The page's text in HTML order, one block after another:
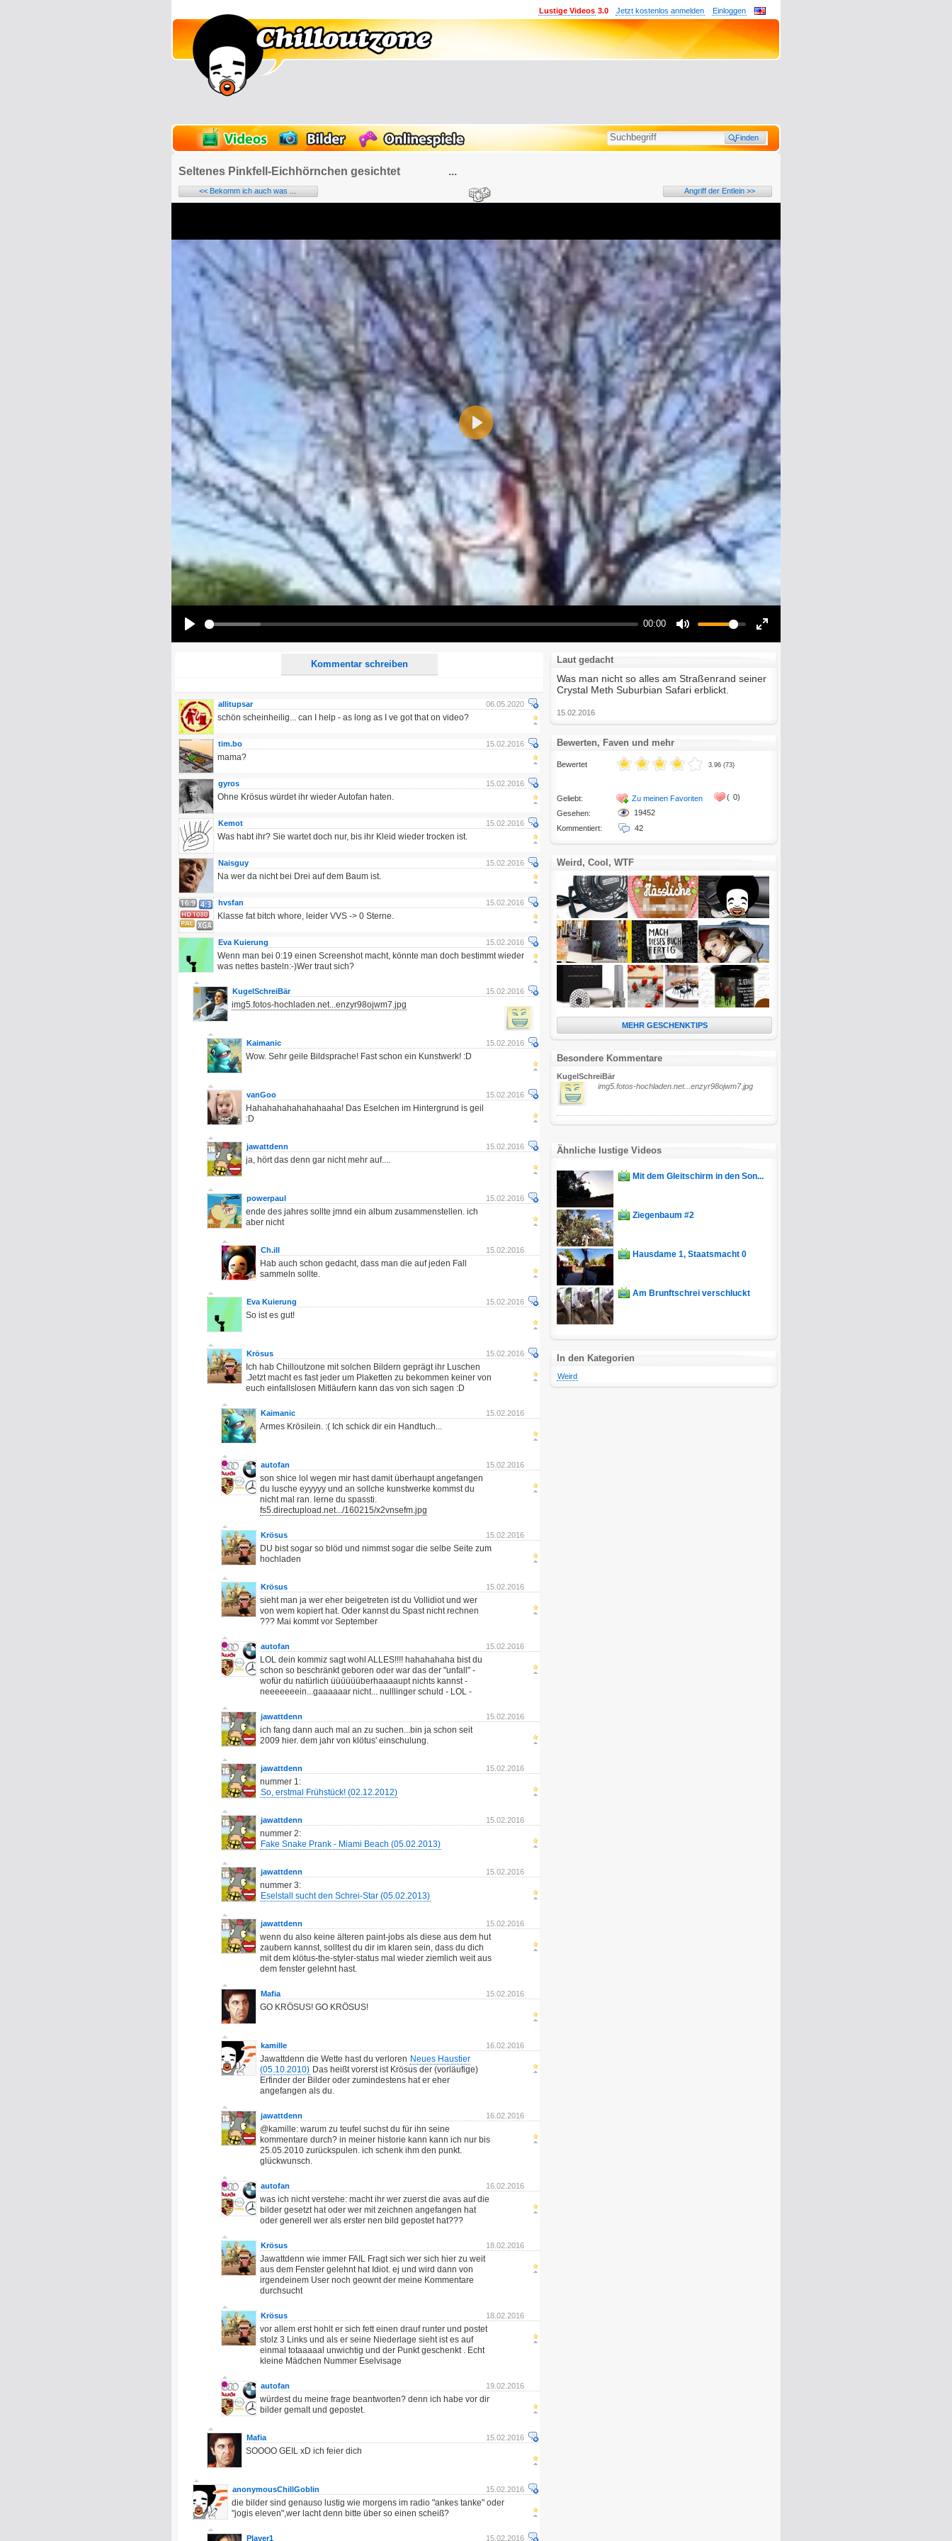
Einloggen
Jetzt kostenlos anmelden
Lustige Videos 3.0
Seltenes Pinkfell-Eichhörnchen gesichtet ...
<< Bekomm ich auch was ... Angriff der Entlein >>
00:00
Play
Kommentar schreiben
Name:
E-Mail-Adresse (optional):
Kommentar:
Alle HTML-Tags außer <br>, <strike> und <i> werden aus Deinem Kommentar entfernt.
URLs werden automatisch umgewandelt. Bitte verwende "www." oder "http://" in URLs
Ich möchte eine E-Mail, wenn auf dieser Seite weitere Kommentare erscheinen.
06.05.2020
allitupsar
schön scheinheilig... can I help - as long as I ve got that on video?
15.02.2016
tim.bo
mama?
15.02.2016
gyros
Ohne Krösus würdet ihr wieder Autofan haten.
15.02.2016
Kemot
Was habt ihr? Sie wartet doch nur, bis ihr Kleid wieder trocken ist.
15.02.2016
Naisguy
Na wer da nicht bei Drei auf dem Baum ist.
15.02.2016
hvsfan
Klasse fat bitch whore, leider VVS -> 0 Sterne.
15.02.2016
Eva Kuierung
Wenn man bei 0:19 einen Screenshot macht, könnte man doch bestimmt wieder
was nettes basteln:-)Wer traut sich?
15.02.2016
KugelSchreiBär
img5.fotos-hochladen.net...enzyr98ojwm7.jpg
15.02.2016
Kaimanic
Wow. Sehr geile Bildsprache! Fast schon ein Kunstwerk! :D
15.02.2016
vanGoo
Hahahahahahahahaaha! Das Eselchen im Hintergrund is geil
:D
15.02.2016
jawattdenn
ja, hört das denn gar nicht mehr auf....
15.02.2016
powerpaul
ende des jahres sollte jmnd ein album zusammenstellen. ich
aber nicht
15.02.2016
Ch.ill
Hab auch schon gedacht, dass man die auf jeden Fall
sammeln sollte.
15.02.2016
Eva Kuierung
So ist es gut!
15.02.2016
Krösus
Ich hab Chilloutzone mit solchen Bildern geprägt ihr Luschen
.Jetzt macht es fast jeder um Plaketten zu bekommen keiner von
euch einfallslosen Mitläufern kann das von sich sagen :D
15.02.2016
Kaimanic
Armes Krösilein. :( Ich schick dir ein Handtuch...
15.02.2016
autofan
son shice lol wegen mir hast damit überhaupt angefangen
du lusche eyyyyy und an sollche kunstwerke kommst du
nicht mal ran. lerne du spassti.
fs5.directupload.net.../160215/x2vnsefm.jpg
15.02.2016
Krösus
DU bist sogar so blöd und nimmst sogar die selbe Seite zum
hochladen
15.02.2016
Krösus
sieht man ja wer eher beigetreten ist du Vollidiot und wer
von wem kopiert hat. Oder kannst du Spast nicht rechnen
??? Mai kommt vor September
15.02.2016
autofan
LOL dein kommiz sagt wohl ALLES!!!! hahahahaha bist du
schon so beschränkt geboren oder war das der "unfall" -
wofür du natürlich üüüüüüberhaaaaupt nichts kannst -
neeeeeeein...gaaaaaar nicht... nulllinger schuld - LOL -
15.02.2016
jawattdenn
ich fang dann auch mal an zu suchen...bin ja schon seit
2009 hier. dem jahr von klötus' einschulung.
15.02.2016
jawattdenn
nummer 1:
So, erstmal Frühstück! (02.12.2012)
15.02.2016
jawattdenn
nummer 2:
Fake Snake Prank - Miami Beach (05.02.2013)
15.02.2016
jawattdenn
nummer 3:
Eselstall sucht den Schrei-Star (05.02.2013)
15.02.2016
jawattdenn
wenn du also keine älteren paint-jobs als diese aus dem hut
zaubern kannst, solltest du dir im klaren sein, dass du dich
mit dem klötus-the-styler-status mal wieder ziemlich weit aus
dem fenster gelehnt hast.
15.02.2016
Mafia
GO KRÖSUS! GO KRÖSUS!
16.02.2016
kamille
Jawattdenn die Wette hast du verloren Neues Haustier
(05.10.2010) Das heißt vorerst ist Krösus der (vorläufige)
Erfinder der Bilder oder zumindestens hat er eher
angefangen als du.
16.02.2016
jawattdenn
@kamille: warum zu teufel suchst du für ihn seine
kommentare durch? in meiner historie kann kann ich nur bis
25.05.2010 zurückspulen. ich schenk ihm den punkt.
glückwunsch.
16.02.2016
autofan
was ich nicht verstehe: macht ihr wer zuerst die avas auf die
bilder gesetzt hat oder wer mit zeichnen angefangen hat
oder generell wer als erster nen bild gepostet hat???
18.02.2016
Krösus
Jawattdenn wie immer FAIL Fragt sich wer sich hier zu weit
aus dem Fenster gelehnt hat Idiot. ej und wird dann von
irgendeinem User noch geownt der meine Kommentare
durchsucht
18.02.2016
Krösus
vor allem erst hohlt er sich fett einen drauf runter und postet
stolz 3 Links und als er seine Niederlage sieht ist es auf
einmal totaaaaal unwichtig und der Punkt geschenkt . Echt
kleine Mädchen Nummer Eselvisage
19.02.2016
autofan
würdest du meine frage beantworten? denn ich habe vor dir
bilder gemalt und gepostet.
15.02.2016
Mafia
SOOOO GEIL xD ich feier dich
15.02.2016
anonymousChillGoblin
die bilder sind genauso lustig wie morgens im radio "ankes tanke" oder
"jogis eleven",wer lacht denn bitte über so einen scheiß?
15.02.2016
Player1
Laut gedacht
Was man nicht so alles am Straßenrand seiner
Crystal Meth Suburbian Safari erblickt.
15.02.2016
Bewerten, Faven und mehr
Bewertet
Geliebt:
Gesehen:
Kommentiert:
3.96 (73)
Zu meinen Favoriten
19452
42
( 0)
Weird, Cool, WTF
MEHR GESCHENKTIPS
Besondere Kommentare
KugelSchreiBär
img5.fotos-hochladen.net...enzyr98ojwm7.jpg
Ähnliche lustige Videos
Mit dem Gleitschirm in den Son...
Ziegenbaum #2
Hausdame 1, Staatsmacht 0
Am Brunftschrei verschluckt
In den Kategorien
Weird